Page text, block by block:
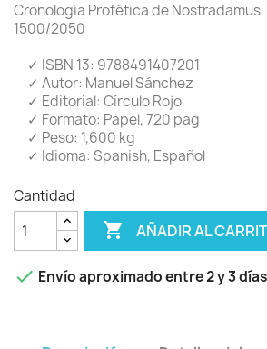
Cronología Profética de Nostradamus.
1500/2050
✓ ISBN 13: 9788491407201
✓ Autor: Manuel Sánchez
✓ Editorial: Círculo Rojo
✓ Formato: Papel, 720 pag
✓ Peso: 1,600 kg
✓ Idioma: Spanish, Español
Cantidad
 AÑADIR AL
 Envío aproximado entre 2 y 3